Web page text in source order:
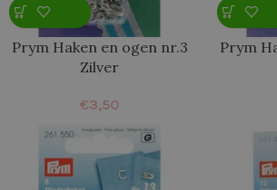
Prym Haken en ogen nr.3
Zilver
€3,50
Prym